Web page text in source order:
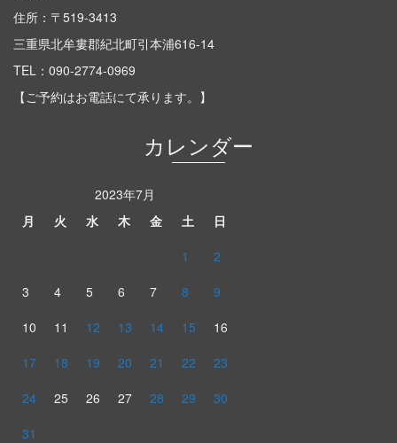
住所：〒519-3413
三重県北牟婁郡紀北町引本浦616-14
TEL： 090-2774-0969
【ご予約はお電話にて承ります。】
カレンダー
2023年7月
月
火 水 木 金 土
日
1
2
3
4 5 6 7 8
9
10
11 12 13 14 15
16
17
18 19 20 21 22
23
24
25 26 27 28 29
30
31